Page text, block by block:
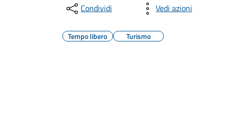
Condividi Vedi azioni
Tempo libero Turismo